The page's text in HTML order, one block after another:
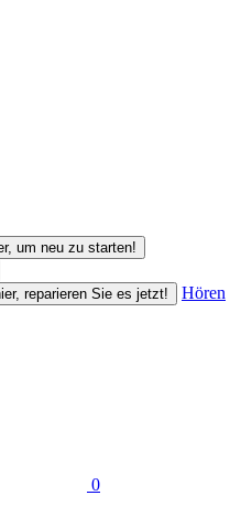
um neu zu starten!
reparieren Sie es jetzt!
Hören
0